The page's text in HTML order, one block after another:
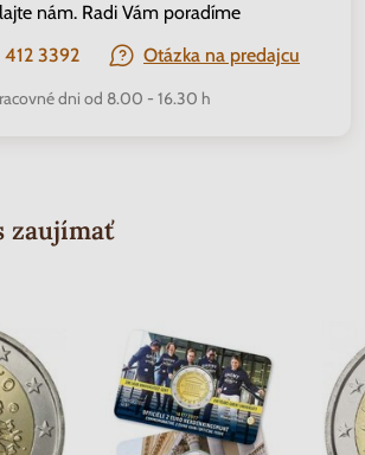
nám. Radi Vám poradíme
3392
Otázka na predajcu
dni od 8.00 - 16.30 h
zaujímať